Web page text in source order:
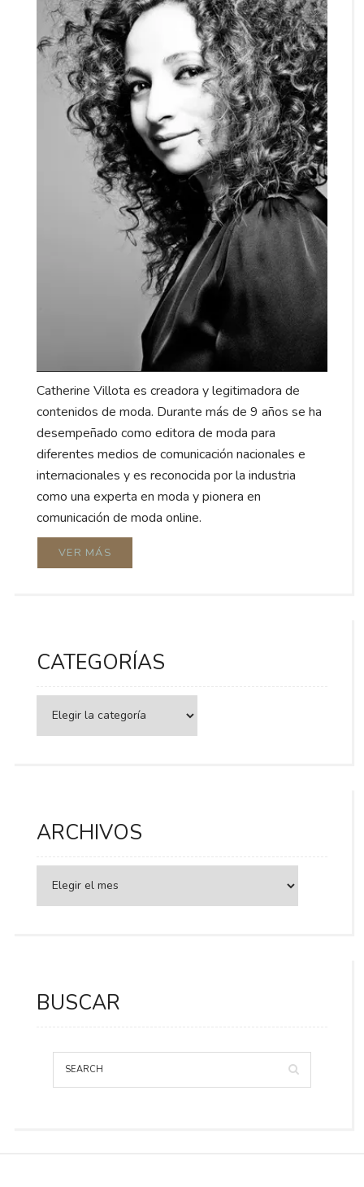
Catherine Villota es creadora y legitimadora de
contenidos de moda. Durante más de 9 años se ha
desempeñado como editora de moda para
diferentes medios de comunicación nacionales e
internacionales y es reconocida por la industria
como una experta en moda y pionera en
comunicación de moda online.
VER MÁS
CATEGORÍAS
ARCHIVOS
BUSCAR